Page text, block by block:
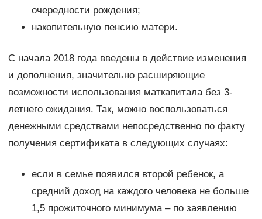
очередности рождения;
накопительную пенсию матери.
С начала 2018 года введены в действие изменения
и дополнения, значительно расширяющие
возможности использования маткапитала без 3-
летнего ожидания. Так, можно воспользоваться
денежными средствами непосредственно по факту
получения сертификата в следующих случаях:
если в семье появился второй ребенок, а
средний доход на каждого человека не больше
1,5 прожиточного минимума – по заявлению